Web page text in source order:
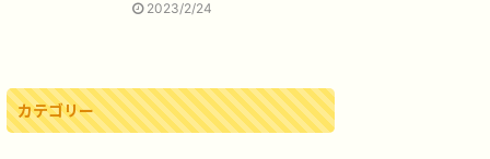
2023/2/24
カテゴリー